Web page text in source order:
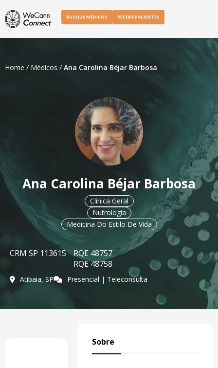
BUSQUE MÉDICOS RECEBA PACIENTES
Home / Médicos / Ana Carolina Béjar Barbosa
Ana Carolina Béjar Barbosa
Clínica Geral
Nutrologia
Medicina Do Estilo De Vida
CRM SP 113615
RQE 48757
RQE 48758
Atibaia, SP Presencial | Teleconsulta
Sobre